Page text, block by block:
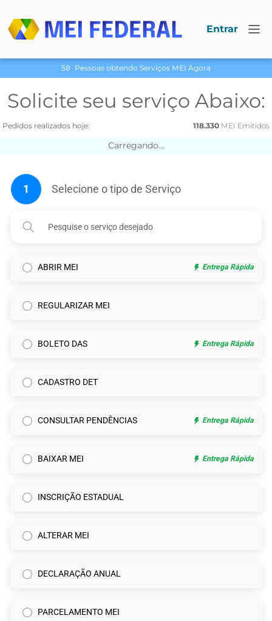
Entrar
58 Pessoas obtendo Serviços МЕI Agora
Solicite seu serviço Abaixo:
Pedidos realizados hoje: 118.330МЕI Emitidos
Carregando...
1 Selecione o tipo de Serviço
ABRIR MEI Entrega Rápida
REGULARIZAR MEI
BOLETO DAS Entrega Rápida
CADASTRO DET
CONSULTAR PENDÊNCIAS Entrega Rápida
BAIXAR MEI Entrega Rápida
INSCRIÇÃO ESTADUAL
ALTERAR MEI
DECLARAÇÃO ANUAL
PARCELAMENTO MEI